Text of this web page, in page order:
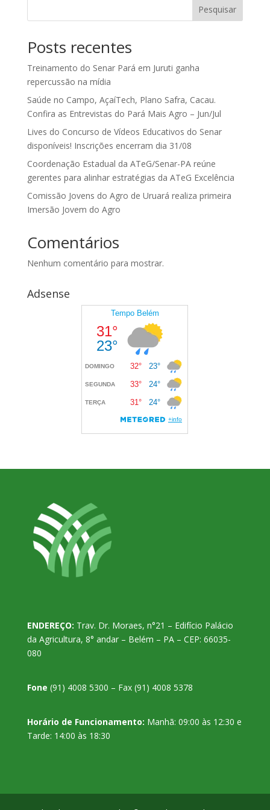
Pesquisar
Posts recentes
Treinamento do Senar Pará em Juruti ganha
repercussão na mídia
Saúde no Campo, AçaíTech, Plano Safra, Cacau.
Confira as Entrevistas do Pará Mais Agro – Jun/Jul
Lives do Concurso de Vídeos Educativos do Senar
disponíveis! Inscrições encerram dia 31/08
Coordenação Estadual da ATeG/Senar-PA reúne
gerentes para alinhar estratégias da ATeG Excelência
Comissão Jovens do Agro de Uruará realiza primeira
Imersão Jovem do Agro
Comentários
Nenhum comentário para mostrar.
Adsense
ENDEREÇO: Trav. Dr. Moraes, n°21 – Edifício Palácio
da Agricultura, 8° andar – Belém – PA – CEP: 66035-
080
Fone (91) 4008 5300 – Fax (91) 4008 5378
Horário de Funcionamento: Manhã: 09:00 às 12:30 e
Tarde: 14:00 às 18:30